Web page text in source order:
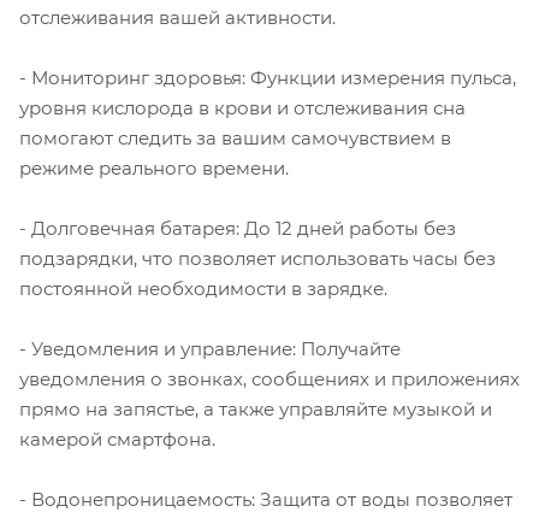
отслеживания вашей активности.
- Мониторинг здоровья: Функции измерения пульса,
уровня кислорода в крови и отслеживания сна
помогают следить за вашим самочувствием в
режиме реального времени.
- Долговечная батарея: До 12 дней работы без
подзарядки, что позволяет использовать часы без
постоянной необходимости в зарядке.
- Уведомления и управление: Получайте
уведомления о звонках, сообщениях и приложениях
прямо на запястье, а также управляйте музыкой и
камерой смартфона.
- Водонепроницаемость: Защита от воды позволяет